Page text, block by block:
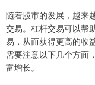
随着股市的发展，越来
交易。杠杆交易可以帮
易，从而获得更高的收
需要注意以下几个方面
富增长。